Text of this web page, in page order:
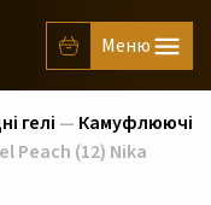
гелі — Камуфлюючі
Peach (12) Nika